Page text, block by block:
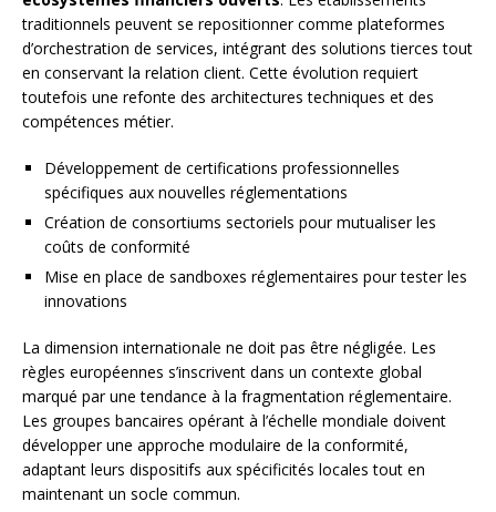
traditionnels peuvent se repositionner comme plateformes
d’orchestration de services, intégrant des solutions tierces tout
en conservant la relation client. Cette évolution requiert
toutefois une refonte des architectures techniques et des
compétences métier.
Développement de certifications professionnelles
spécifiques aux nouvelles réglementations
Création de consortiums sectoriels pour mutualiser les
coûts de conformité
Mise en place de sandboxes réglementaires pour tester les
innovations
La dimension internationale ne doit pas être négligée. Les
règles européennes s’inscrivent dans un contexte global
marqué par une tendance à la fragmentation réglementaire.
Les groupes bancaires opérant à l’échelle mondiale doivent
développer une approche modulaire de la conformité,
adaptant leurs dispositifs aux spécificités locales tout en
maintenant un socle commun.